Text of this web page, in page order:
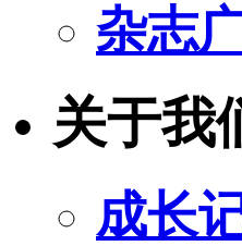
杂志
关于我
成长